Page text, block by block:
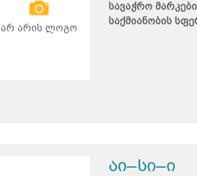
არ არის ლოგო
სავაჭრო
საქმიანობის
აი–სი–ი